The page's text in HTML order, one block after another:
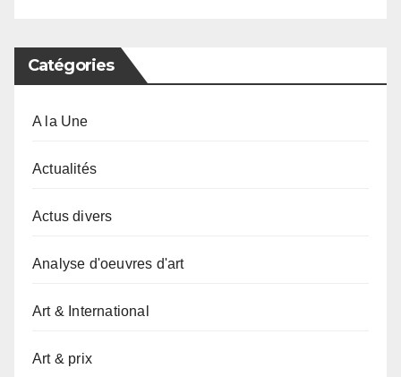
Catégories
A la Une
Actualités
Actus divers
Analyse d'oeuvres d'art
Art & International
Art & prix